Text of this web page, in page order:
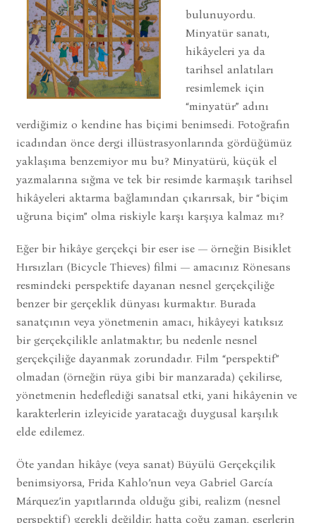
bulunuyordu.
Minyatür sanatı,
hikâyeleri ya da
tarihsel anlatıları
resimlemek için
“minyatür” adını
verdiğimiz o kendine has biçimi benimsedi. Fotoğrafın
icadından önce dergi illüstrasyonlarında gördüğümüz
yaklaşıma benzemiyor mu bu? Minyatürü, küçük el
yazmalarına sığma ve tek bir resimde karmaşık tarihsel
hikâyeleri aktarma bağlamından çıkarırsak, bir “biçim
uğruna biçim” olma riskiyle karşı karşıya kalmaz mı?
Eğer bir hikâye gerçekçi bir eser ise — örneğin Bisiklet
Hırsızları (Bicycle Thieves) filmi — amacınız Rönesans
resmindeki perspektife dayanan nesnel gerçekçiliğe
benzer bir gerçeklik dünyası kurmaktır. Burada
sanatçının veya yönetmenin amacı, hikâyeyi katıksız
bir gerçekçilikle anlatmaktır; bu nedenle nesnel
gerçekçiliğe dayanmak zorundadır. Film “perspektif”
olmadan (örneğin rüya gibi bir manzarada) çekilirse,
yönetmenin hedeflediği sanatsal etki, yani hikâyenin ve
karakterlerin izleyicide yaratacağı duygusal karşılık
elde edilemez.
Öte yandan hikâye (veya sanat) Büyülü Gerçekçilik
benimsiyorsa, Frida Kahlo’nun veya Gabriel García
Márquez’in yapıtlarında olduğu gibi, realizm (nesnel
perspektif) gerekli değildir; hatta çoğu zaman, eserlerin